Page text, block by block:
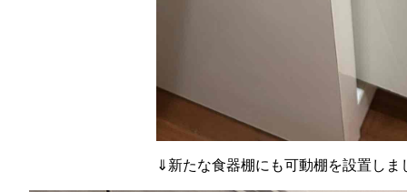
⇓新たな食器棚にも可動棚を設置しま